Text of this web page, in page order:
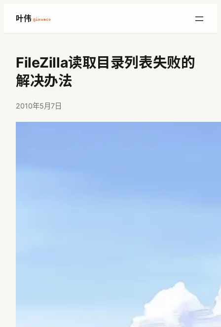
内
叶伟 @imwaco
FileZilla读取目录列表失败的
解决办法
2010年5月7日